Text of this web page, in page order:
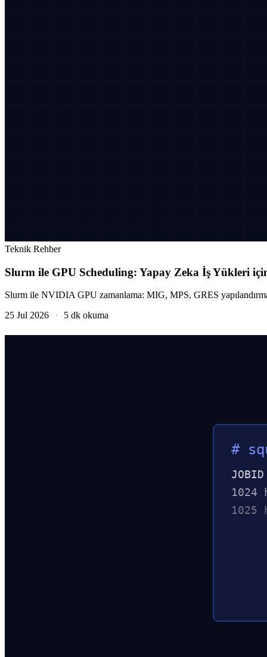
Teknik Rehber
Slurm ile GPU Scheduling: Yapay Zeka İş Yükleri
Slurm ile NVIDIA GPU zamanlama: MIG, MPS, GRES
25 Jul 2026
· 5 dk okuma